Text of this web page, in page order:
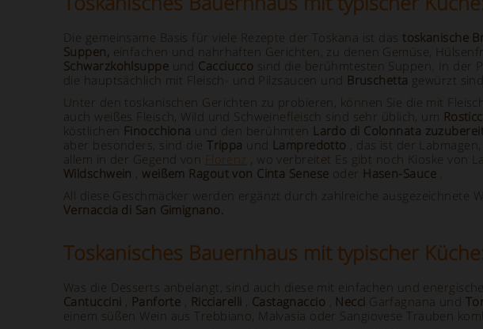
Die gemeinsame Basis für viele Rezepte der Toskana ist das toskanische
Suppen, einfachen und nahrhaften Gerichten, zu denen Gemüse,
Schwarzkohlsuppe und Cacciucco sind die berühmtesten Suppen. In der
die hauptsächlich mit Fleisch- und Pilzsaucen und Bruschetta gewürzt
Unter den toskanischen Gerichten zu probieren, können Sie die mit
auch weißes Fleisch, Wild und Schweinefleisch sind sehr üblich, um
köstlichen Finocchiona und den berühmten Lardo di Colonnata
aber besonders, sind dieTrippa und Lampredotto , das ist der
allem in der Gegend von Florenz , wo verbreitet Es gibt noch Kioske von
Wildschwein , weißem Ragout von Cinta Senese oder Hasen-Sauce .
All diese Geschmäcker werden ergänzt durch zahlreiche ausgezeichnete
Vernaccia di San Gimignano.
Toskanisches Bauernhaus mit typischer
Was die Desserts anbelangt, sind auch diese mit einfachen und
Cantuccini , Panforte , Ricciarelli , Castagnaccio , Necci Garfagnana und
einem süßen Wein aus Trebbiano, Malvasia oder Sangiovese Trauben